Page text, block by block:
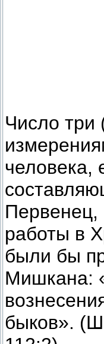
Число три
человека,
Первенец,
работы в
были бы
Мишкана:
быков».